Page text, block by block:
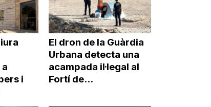
i
El dron de la Guàrdia
Urbana detecta una
acampada il·legal al
Fortí de...